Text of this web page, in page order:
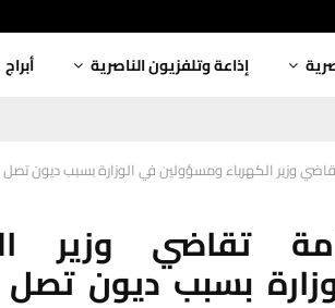
إذاعة وتلفزيون الناصرية أبراج
وزير الكهرباء ومسؤولين في الوزارة بسبب ديون تصل الى 20 مليار
تقاضي وزير